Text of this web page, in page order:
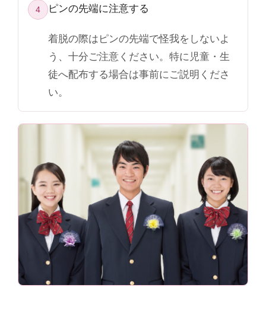
4 ピンの先端に注意する
着脱の際はピンの先端で怪我をしないよ
う、十分ご注意ください。特に児童・生
徒へ配布する場合は事前にご説明くださ
い。